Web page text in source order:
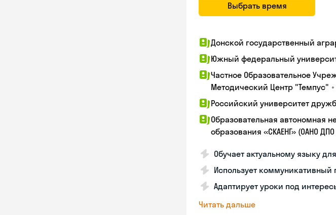
Выбрать время
Донской государственный
Южный федеральный
Частное Образовательное
Методический Центр "Темпус" •
Российский университет
Образовательная автономная
образования «СКАЕНГ» (ОАНО ДПО
Обучает актуальному языку
Использует
Адаптирует уроки под
Читать дальше